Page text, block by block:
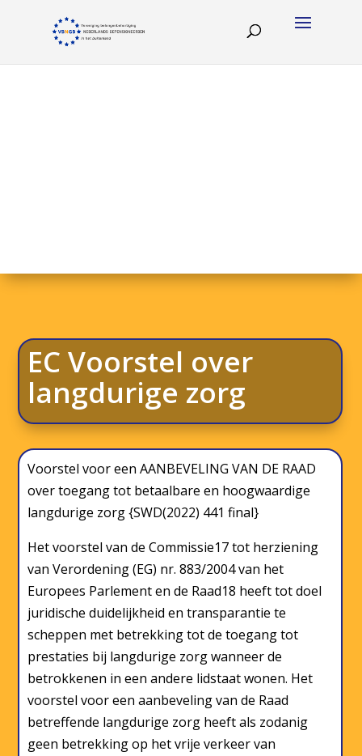
EC Voorstel over
langdurige zorg
Voorstel voor een AANBEVELING VAN DE RAAD
over toegang tot betaalbare en hoogwaardige
langdurige zorg {SWD(2022) 441 final}
Het voorstel van de Commissie17 tot herziening
van Verordening (EG) nr. 883/2004 van het
Europees Parlement en de Raad18 heeft tot doel
juridische duidelijkheid en transparantie te
scheppen met betrekking tot de toegang tot
prestaties bij langdurige zorg wanneer de
betrokkenen in een andere lidstaat wonen. Het
voorstel voor een aanbeveling van de Raad
betreffende langdurige zorg heeft als zodanig
geen betrekking op het vrije verkeer van